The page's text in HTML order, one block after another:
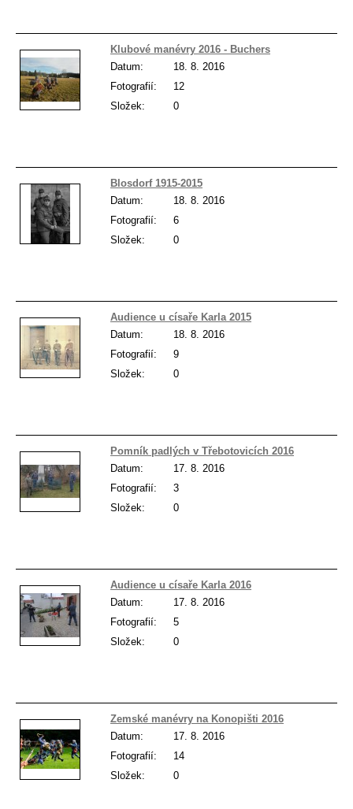
Klubové manévry 2016 - Buchers
Datum:
18. 8. 2016
Fotografií:
12
Složek:
0
Blosdorf 1915-2015
Datum:
18. 8. 2016
Fotografií:
6
Složek:
0
Audience u císaře Karla 2015
Datum:
18. 8. 2016
Fotografií:
9
Složek:
0
Pomník padlých v Třebotovicích 2016
Datum:
17. 8. 2016
Fotografií:
3
Složek:
0
Audience u císaře Karla 2016
Datum:
17. 8. 2016
Fotografií:
5
Složek:
0
Zemské manévry na Konopišti 2016
Datum:
17. 8. 2016
Fotografií:
14
Složek:
0